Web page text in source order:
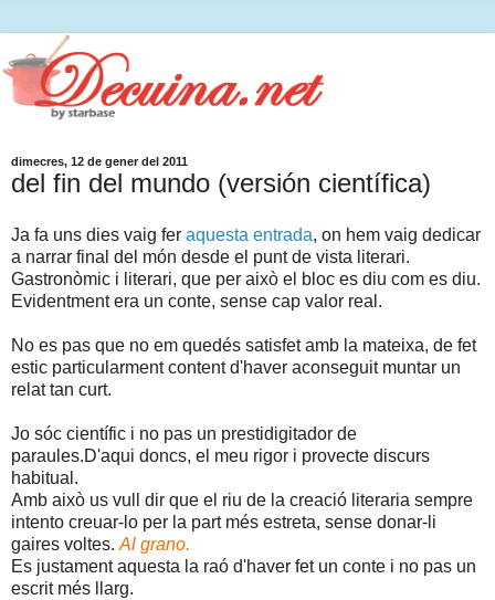
dimecres, 12 de gener del 2011
del fin del mundo (versión científica)
Ja fa uns dies vaig fer aquesta entrada, on hem vaig dedicar
a narrar final del món desde el punt de vista literari.
Gastronòmic i literari, que per això el bloc es diu com es diu.
Evidentment era un conte, sense cap valor real.
No es pas que no em quedés satisfet amb la mateixa, de fet
estic particularment content d'haver aconseguit muntar un
relat tan curt.
Jo sóc científic i no pas un prestidigitador de
paraules.D'aqui doncs, el meu rigor i provecte discurs
habitual.
Amb això us vull dir que el riu de la creació literaria sempre
intento creuar-lo per la part més estreta, sense donar-li
gaires voltes. Al grano.
Es justament aquesta la raó d'haver fet un conte i no pas un
escrit més llarg.